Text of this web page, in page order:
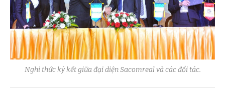
Nghi thức ký kết giữa đại diện Sacomreal và các đối tác.